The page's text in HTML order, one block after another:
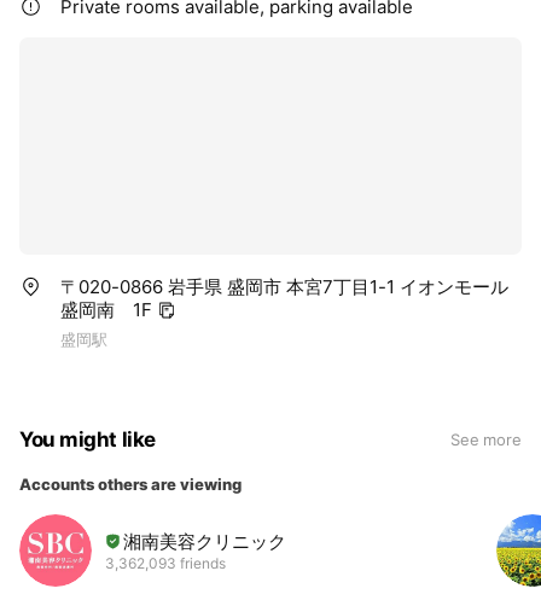
Private rooms available, parking available
〒020-0866 岩手県 盛岡市 本宮7丁目1-1 イオンモール
盛岡南 1F
盛岡駅
You might like See more
Accounts others are viewing
湘南美容クリニック
3,362,093 friends